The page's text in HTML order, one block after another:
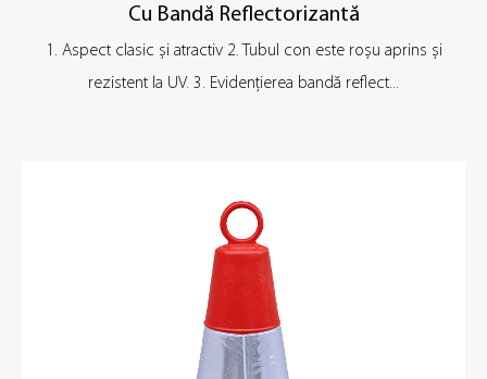
Cu Bandă Reflectorizantă
1. Aspect clasic și atractiv 2. Tubul con este roșu aprins și
rezistent la UV. 3. Evidențierea bandă reflect...